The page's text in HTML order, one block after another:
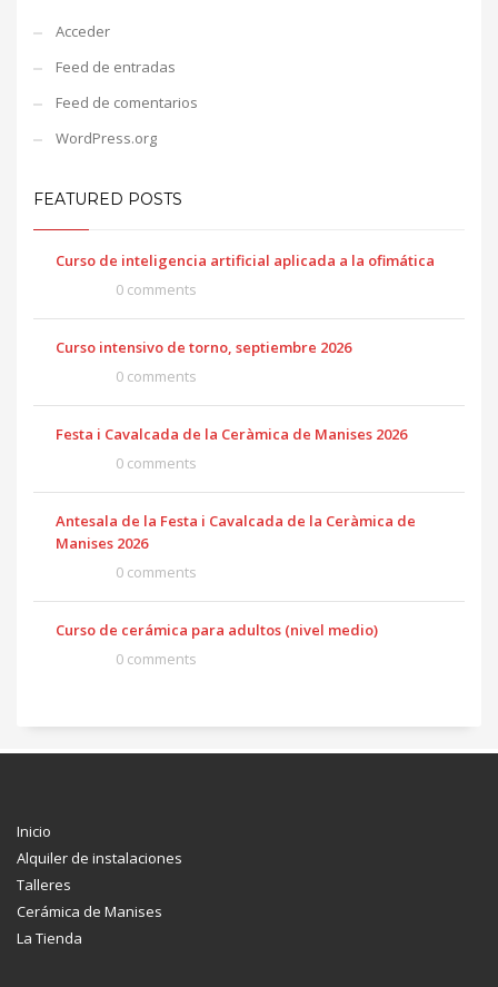
Acceder
Feed de entradas
Feed de comentarios
WordPress.org
FEATURED POSTS
Curso de inteligencia artificial aplicada a la ofimática
0 comments
Curso intensivo de torno, septiembre 2026
0 comments
Festa i Cavalcada de la Ceràmica de Manises 2026
0 comments
Antesala de la Festa i Cavalcada de la Ceràmica de
Manises 2026
0 comments
Curso de cerámica para adultos (nivel medio)
0 comments
Inicio
Alquiler de instalaciones
Talleres
Cerámica de Manises
La Tienda